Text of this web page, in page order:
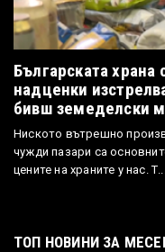
Българската храна
надценки
бивш земеделски
Ниското вътрешно
чужди пазари са
цените на храните у нас. Т...
ТОП НОВИНИ ЗА